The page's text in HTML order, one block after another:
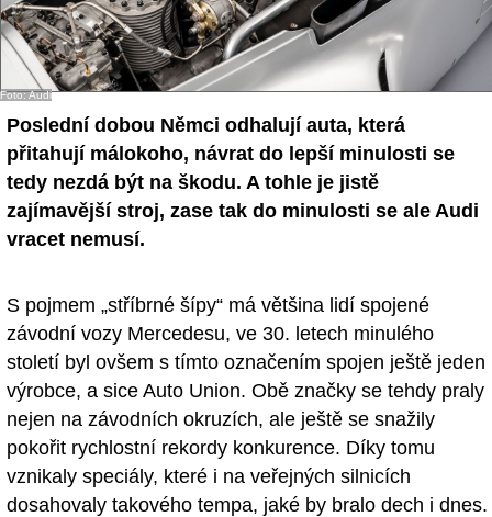
Foto: Audi
Poslední dobou Němci odhalují auta, která
přitahují málokoho, návrat do lepší minulosti se
tedy nezdá být na škodu. A tohle je jistě
zajímavější stroj, zase tak do minulosti se ale Audi
vracet nemusí.
S pojmem „stříbrné šípy“ má většina lidí spojené
závodní vozy Mercedesu, ve 30. letech minulého
století byl ovšem s tímto označením spojen ještě jeden
výrobce, a sice Auto Union. Obě značky se tehdy praly
nejen na závodních okruzích, ale ještě se snažily
pokořit rychlostní rekordy konkurence. Díky tomu
vznikaly speciály, které i na veřejných silnicích
dosahovaly takového tempa, jaké by bralo dech i dnes.